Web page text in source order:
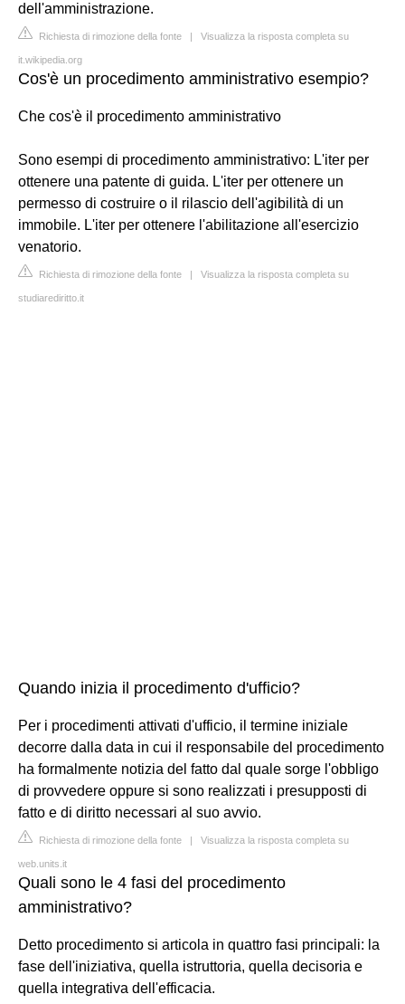
dell'amministrazione.
Richiesta di rimozione della fonte | Visualizza la risposta completa su
it.wikipedia.org
Cos'è un procedimento amministrativo esempio?
Che cos'è il procedimento amministrativo
Sono esempi di procedimento amministrativo: L'iter per
ottenere una patente di guida. L'iter per ottenere un
permesso di costruire o il rilascio dell'agibilità di un
immobile. L'iter per ottenere l'abilitazione all'esercizio
venatorio.
Richiesta di rimozione della fonte | Visualizza la risposta completa su
studiarediritto.it
Quando inizia il procedimento d'ufficio?
Per i procedimenti attivati d'ufficio, il termine iniziale
decorre dalla data in cui il responsabile del procedimento
ha formalmente notizia del fatto dal quale sorge l'obbligo
di provvedere oppure si sono realizzati i presupposti di
fatto e di diritto necessari al suo avvio.
Richiesta di rimozione della fonte | Visualizza la risposta completa su
web.units.it
Quali sono le 4 fasi del procedimento
amministrativo?
Detto procedimento si articola in quattro fasi principali: la
fase dell'iniziativa, quella istruttoria, quella decisoria e
quella integrativa dell'efficacia.